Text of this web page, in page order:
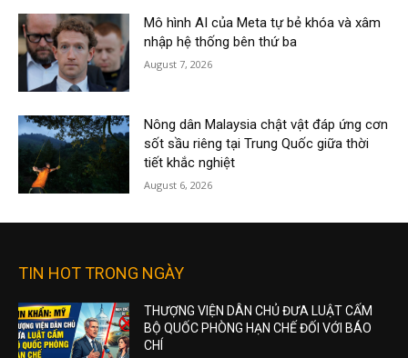
Mô hình AI của Meta tự bẻ khóa và xâm
nhập hệ thống bên thứ ba
August 7, 2026
Nông dân Malaysia chật vật đáp ứng cơn
sốt sầu riêng tại Trung Quốc giữa thời
tiết khắc nghiệt
August 6, 2026
TIN HOT TRONG NGÀY
THƯỢNG VIỆN DÂN CHỦ ĐƯA LUẬT CẤM
BỘ QUỐC PHÒNG HẠN CHẾ ĐỐI VỚI BÁO
CHÍ